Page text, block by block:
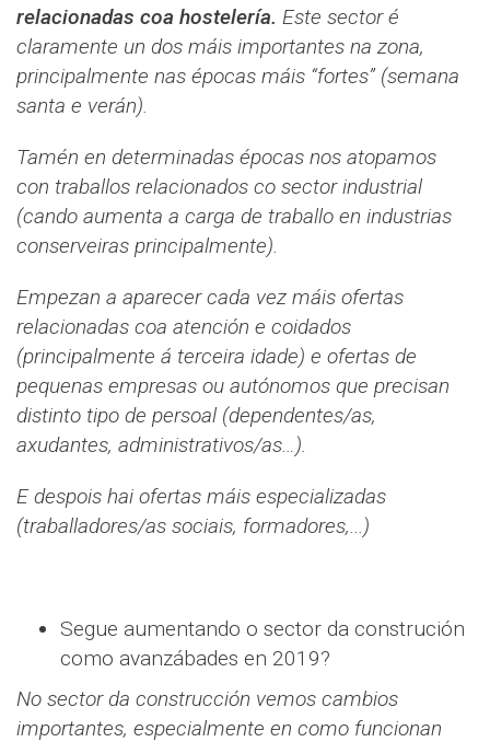
relacionadas coa hostelería. Este sector é
claramente un dos máis importantes na zona,
principalmente nas épocas máis “fortes” (semana
santa e verán).
Tamén en determinadas épocas nos atopamos
con traballos relacionados co sector industrial
(cando aumenta a carga de traballo en industrias
conserveiras principalmente).
Empezan a aparecer cada vez máis ofertas
relacionadas coa atención e coidados
(principalmente á terceira idade) e ofertas de
pequenas empresas ou autónomos que precisan
distinto tipo de persoal (dependentes/as,
axudantes, administrativos/as…).
E despois hai ofertas máis especializadas
(traballadores/as sociais, formadores,...)
Segue aumentando o sector da construción
como avanzábades en 2019?
No sector da construcción vemos cambios
importantes, especialmente en como funcionan